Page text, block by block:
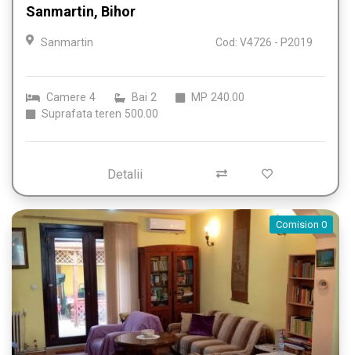
Sanmartin, Bihor
Sanmartin Cod: V4726 - P2019
Camere 4 Bai 2 MP 240.00
Suprafata teren 500.00
Detalii
Comision 0